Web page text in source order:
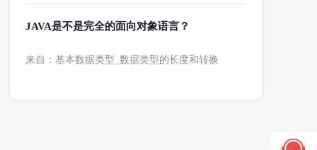
JAVA是不是完全的面向对象语言？
来自：基本数据类型_数据类型的长度和转换